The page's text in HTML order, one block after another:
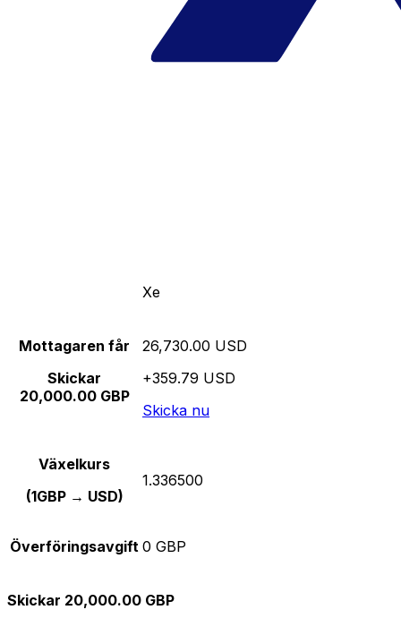
Xe
Mottagaren får
Skickar
20,000.00 GBP
26,730.00 USD
+359.79 USD
Skicka nu
Växelkurs
(1GBP → USD)
1.336500
Överföringsavgift 0 GBP
Skickar 20,000.00 GBP